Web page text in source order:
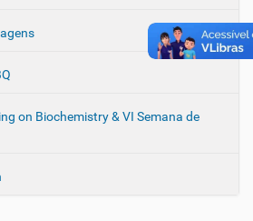
on Biochemistry & VI Semana de